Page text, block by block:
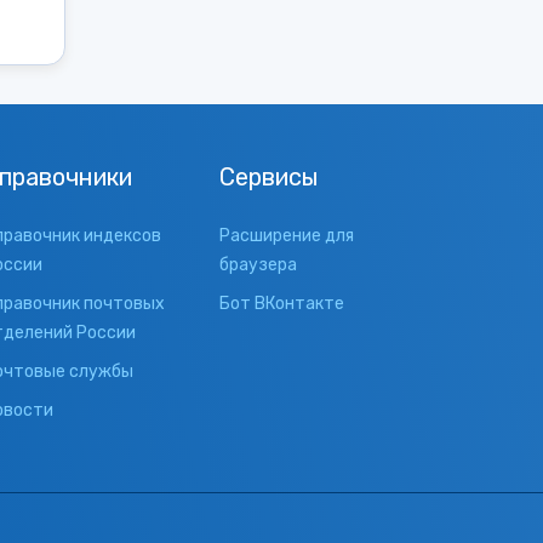
индексов
почтовых
России
службы
Сервисы
Расширение для
браузера
Бот ВКонтакте